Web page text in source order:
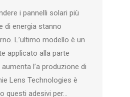
i pannelli solari più
di energia stanno
L’ultimo modello è un
applicato alla parte
l’a produzione di
Lens Technologies è
questi adesivi per…